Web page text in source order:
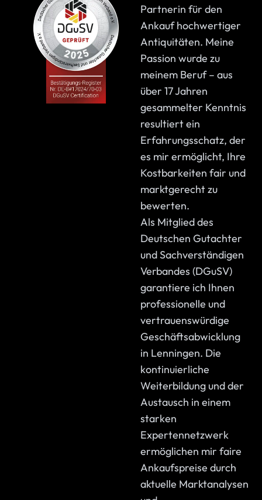
Partnerin für den
Ankauf hochwertiger
Antiquitäten. Meine
Passion wurde zu
meinem Beruf – aus
über 17 Jahren
gesammelter Kenntnis
resultiert ein
Erfahrungsschatz, der
es mir ermöglicht, Ihre
Kostbarkeiten fair und
marktgerecht zu
bewerten.
Als Mitglied des
Deutschen Gutachter
und Sachverständigen
Verbandes (DGuSV)
garantiere ich Ihnen
professionelle und
vertrauenswürdige
Geschäftsabwicklung
in Lenningen. Die
kontinuierliche
Weiterbildung und der
Austausch in einem
starken
Expertennetzwerk
ermöglichen mir faire
Ankaufspreise durch
aktuelle Marktanalysen